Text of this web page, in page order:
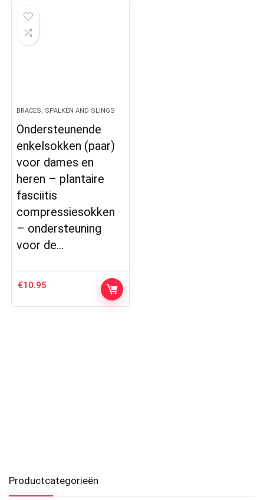
BRACES, SPALKEN AND SLINGS
Ondersteunende
enkelsokken (paar)
voor dames en
heren – plantaire
fasciitis
compressiesokken
– ondersteuning
voor de…
€10.95
Productcategorieën